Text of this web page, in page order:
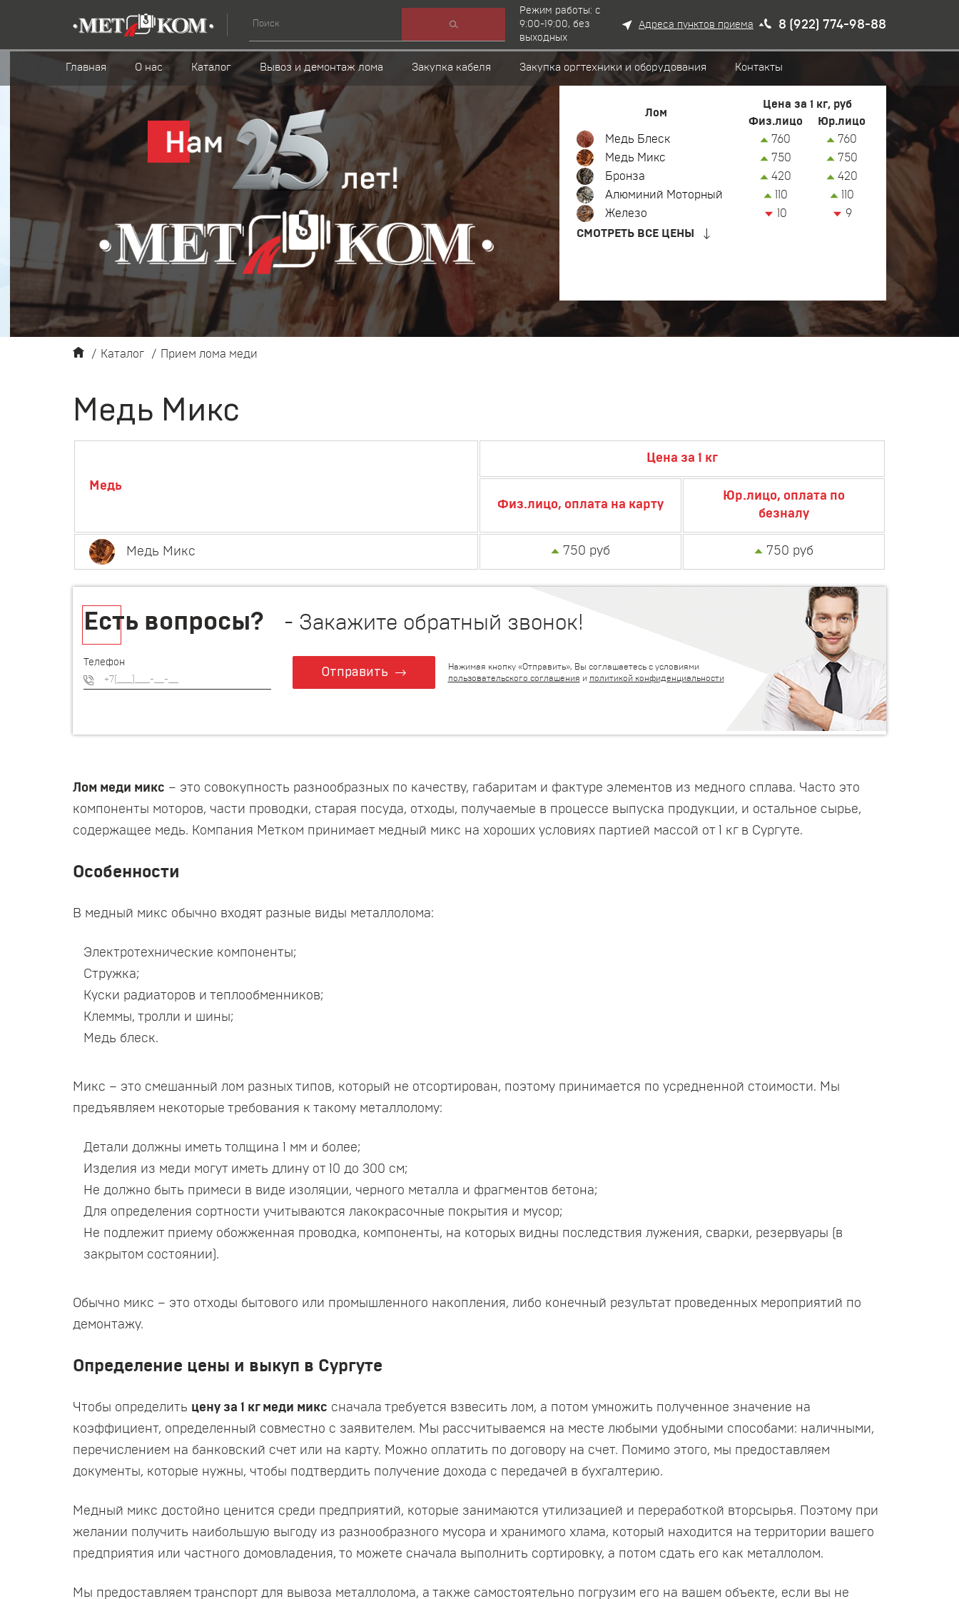
Режим работы: c
9:00-19:00, без
выходных
Адреса пунктов приема 8 (922) 774-98-88
Главная О нас Каталог Вывоз и демонтаж лома Закупка кабеля Закупка оргтехники и оборудования Контакты
Лом
Цена за 1 кг, руб
Физ.лицо
Юр.лицо
Медь Блеск
760
760
Медь Микс
750
750
Бронза
420
420
Алюминий Моторный
110
110
Железо
10
9
СМОТРЕТЬ ВСЕ ЦЕНЫ
/ Каталог / Прием лома меди
Медь Микс
Медь
Цена за 1 кг
Физ.лицо, оплата на карту
Юр.лицо, оплата по
безналу
Медь Микс 750 руб 750 руб
Есть вопросы? - Закажите обратный звонок!
Телефон
Отправить
Нажимая кнопку «Отправить», Вы соглашаетесь с условиями
пользовательского соглашения и политикой конфиденциальности
Лом меди микс – это совокупность разнообразных по качеству, габаритам и фактуре элементов из медного сплава. Часто это
компоненты моторов, части проводки, старая посуда, отходы, получаемые в процессе выпуска продукции, и остальное сырье,
содержащее медь. Компания Метком принимает медный микс на хороших условиях партией массой от 1 кг в Сургуте.
Особенности
В медный микс обычно входят разные виды металлолома:
Электротехнические компоненты;
Стружка;
Куски радиаторов и теплообменников;
Клеммы, тролли и шины;
Медь блеск.
Микс – это смешанный лом разных типов, который не отсортирован, поэтому принимается по усредненной стоимости. Мы
предъявляем некоторые требования к такому металлолому:
Детали должны иметь толщина 1 мм и более;
Изделия из меди могут иметь длину от 10 до 300 см;
Не должно быть примеси в виде изоляции, черного металла и фрагментов бетона;
Для определения сортности учитываются лакокрасочные покрытия и мусор;
Не подлежит приему обожженная проводка, компоненты, на которых видны последствия лужения, сварки, резервуары (в
закрытом состоянии).
Обычно микс – это отходы бытового или промышленного накопления, либо конечный результат проведенных мероприятий по
демонтажу.
Определение цены и выкуп в Сургуте
Чтобы определить цену за 1 кг меди микс сначала требуется взвесить лом, а потом умножить полученное значение на
коэффициент, определенный совместно с заявителем. Мы рассчитываемся на месте любыми удобными способами: наличными,
перечислением на банковский счет или на карту. Можно оплатить по договору на счет. Помимо этого, мы предоставляем
документы, которые нужны, чтобы подтвердить получение дохода с передачей в бухгалтерию.
Медный микс достойно ценится среди предприятий, которые занимаются утилизацией и переработкой вторсырья. Поэтому при
желании получить наибольшую выгоду из разнообразного мусора и хранимого хлама, который находится на территории вашего
предприятия или частного домовладения, то можете сначала выполнить сортировку, а потом сдать его как металлолом.
Мы предоставляем транспорт для вывоза металлолома, а также самостоятельно погрузим его на вашем объекте, если вы не